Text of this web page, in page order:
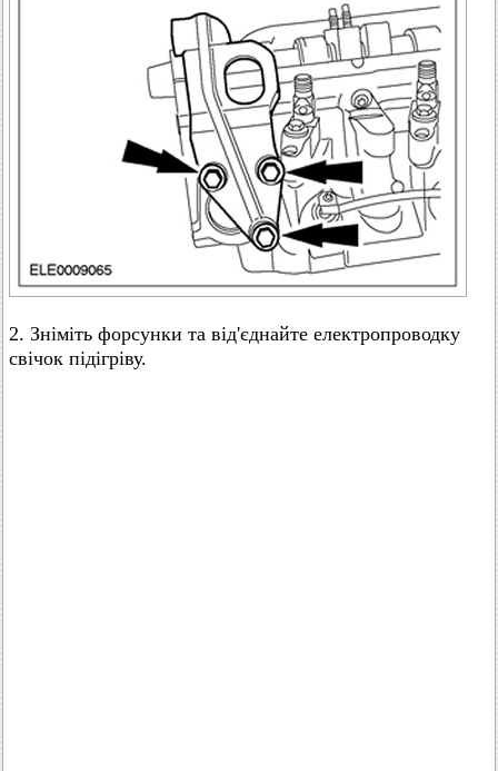
2. Зніміть форсунки та від'єднайте електропроводку
свічок підігріву.